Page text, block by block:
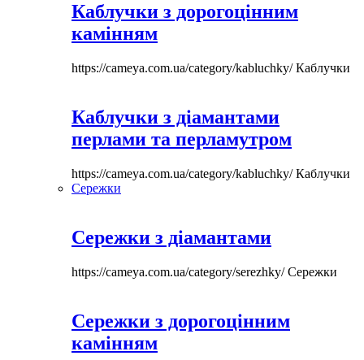
Каблучки з дорогоцінним
камінням
https://cameya.com.ua/category/kabluchky/Каблучки
Каблучки з діамантами
перлами та перламутром
https://cameya.com.ua/category/kabluchky/Каблучки
Сережки
Сережки з діамантами
https://cameya.com.ua/category/serezhky/Сережки
Сережки з дорогоцінним
камінням